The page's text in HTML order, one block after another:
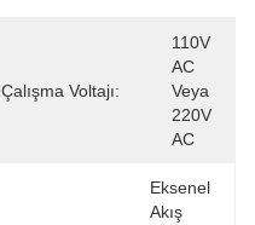
Çalışma Voltajı:
110V
AC
Veya
220V
AC
Eksenel
Akış